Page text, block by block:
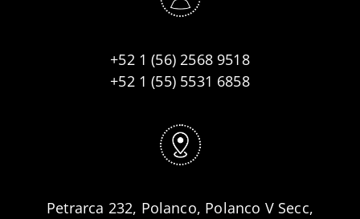
+52 1 (56) 2568 9518
+52 1 (55) 5531 6858
Petrarca 232, Polanco, Polanco V Secc,